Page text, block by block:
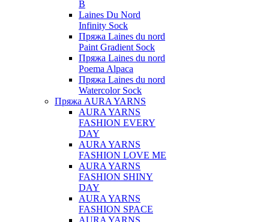
B
Laines Du Nord
Infinity Sock
Пряжа Laines du nord
Paint Gradient Sock
Пряжа Laines du nord
Poema Alpaca
Пряжа Laines du nord
Watercolor Sock
Пряжа AURA YARNS
AURA YARNS
FASHION EVERY
DAY
AURA YARNS
FASHION LOVE ME
AURA YARNS
FASHION SHINY
DAY
AURA YARNS
FASHION SPACE
AURA YARNS